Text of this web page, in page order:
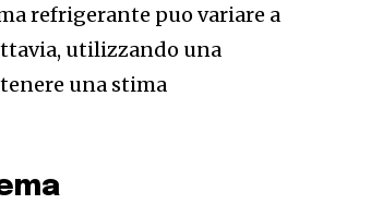
refrigerante puo variare a
utilizzando una
una stima